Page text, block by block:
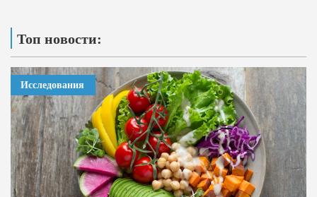
Топ новости:
Исследования